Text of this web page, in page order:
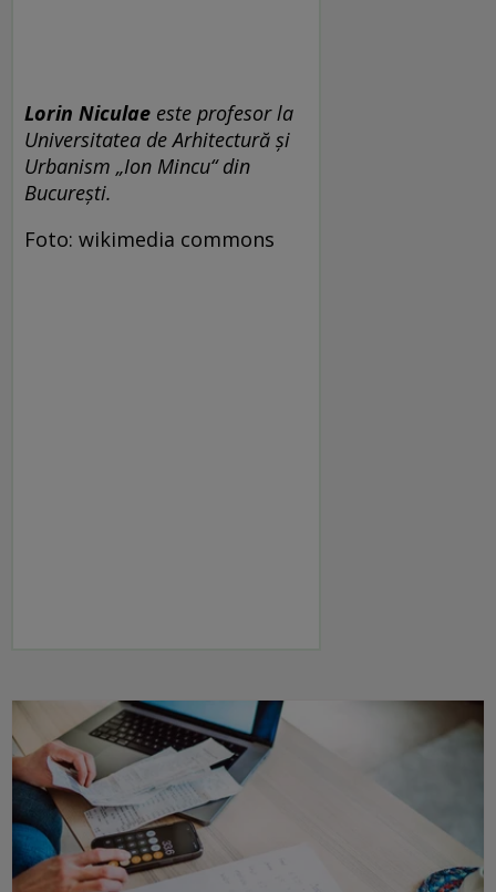
Lorin Niculae este profesor la
Universitatea de Arhitectură și
Urbanism „Ion Mincu“ din
București.
Foto: wikimedia commons